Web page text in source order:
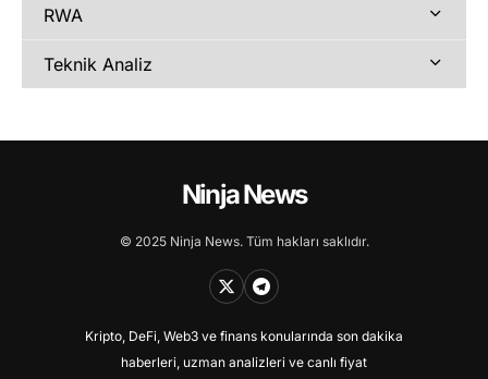
RWA
Teknik Analiz
Ninja News
© 2025 Ninja News. Tüm hakları saklıdır.
Kripto, DeFi, Web3 ve finans konularında son dakika
haberleri, uzman analizleri ve canlı fiyat